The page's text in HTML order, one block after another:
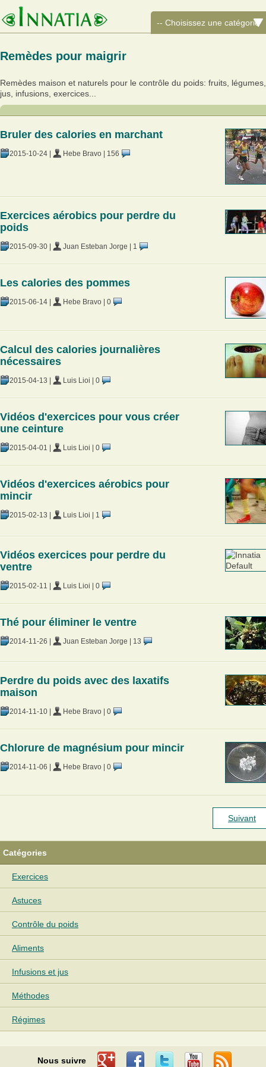
Remèdes pour maigrir
Remèdes maison et naturels pour le contrôle du poids: fruits, légumes,
jus, infusions, exercices...
Bruler des calories en marchant
2015-10-24 Hebe Bravo 156
Exercices aérobics pour perdre du
poids
2015-09-30 Juan Esteban Jorge 1
Les calories des pommes
2015-06-14 Hebe Bravo 0
Calcul des calories journalières
nécessaires
2015-04-13 Luis Lioi 0
Vidéos d'exercices pour vous créer
une ceinture
2015-04-01 Luis Lioi 0
Vidéos d'exercices aérobics pour
mincir
2015-02-13 Luis Lioi 1
Vidéos exercices pour perdre du
ventre
2015-02-11 Luis Lioi 0
Thé pour éliminer le ventre
2014-11-26 Juan Esteban Jorge 13
Perdre du poids avec des laxatifs
maison
2014-11-10 Hebe Bravo 0
Chlorure de magnésium pour mincir
2014-11-06 Hebe Bravo 0
Suivant
Catégories
Exercices
Astuces
Contrôle du poids
Aliments
Infusions et jus
Méthodes
Régimes
Nous suivre